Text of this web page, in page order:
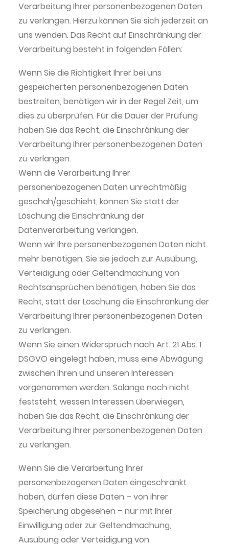
Verarbeitung Ihrer personenbezogenen Daten
zu verlangen. Hierzu können Sie sich jederzeit an
uns wenden. Das Recht auf Einschränkung der
Verarbeitung besteht in folgenden Fällen:
Wenn Sie die Richtigkeit Ihrer bei uns
gespeicherten personenbezogenen Daten
bestreiten, benötigen wir in der Regel Zeit, um
dies zu überprüfen. Für die Dauer der Prüfung
haben Sie das Recht, die Einschränkung der
Verarbeitung Ihrer personenbezogenen Daten
zu verlangen.
Wenn die Verarbeitung Ihrer
personenbezogenen Daten unrechtmäßig
geschah/geschieht, können Sie statt der
Löschung die Einschränkung der
Datenverarbeitung verlangen.
Wenn wir Ihre personenbezogenen Daten nicht
mehr benötigen, Sie sie jedoch zur Ausübung,
Verteidigung oder Geltendmachung von
Rechtsansprüchen benötigen, haben Sie das
Recht, statt der Löschung die Einschränkung der
Verarbeitung Ihrer personenbezogenen Daten
zu verlangen.
Wenn Sie einen Widerspruch nach Art. 21 Abs. 1
DSGVO eingelegt haben, muss eine Abwägung
zwischen Ihren und unseren Interessen
vorgenommen werden. Solange noch nicht
feststeht, wessen Interessen überwiegen,
haben Sie das Recht, die Einschränkung der
Verarbeitung Ihrer personenbezogenen Daten
zu verlangen.
Wenn Sie die Verarbeitung Ihrer
personenbezogenen Daten eingeschränkt
haben, dürfen diese Daten – von ihrer
Speicherung abgesehen – nur mit Ihrer
Einwilligung oder zur Geltendmachung,
Ausübung oder Verteidigung von